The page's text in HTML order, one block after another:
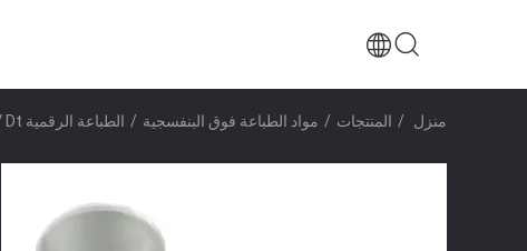
منزل / المنتجات / مواد الطباعة فوق البنفسجية / الطباعة الرقمية A3 UV Dt فيلم نقل UV Ab Dtf فيلم 30cm*100m